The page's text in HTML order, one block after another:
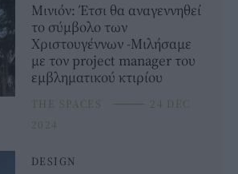
Μινιόν: Έτσι θα αναγεννηθεί
το σύμβολο των
Χριστουγέννων -Μιλήσαμε
με τον project manager του
εμβληματικού κτιρίου
THE SPACES ⸻ 24 DEC
2024
DESIGN